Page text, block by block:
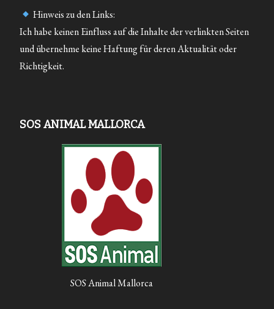
Hinweis zu den Links:
Ich habe keinen Einfluss auf die Inhalte der verlinkten Seiten
und übernehme keine Haftung für deren Aktualität oder
Richtigkeit.
SOS ANIMAL MALLORCA
SOS Animal Mallorca